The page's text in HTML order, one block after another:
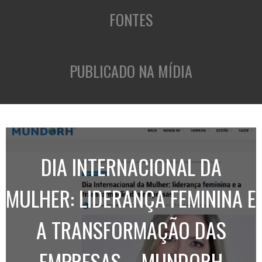
FONTES
PUBLICADO NA MÍDIA
DIA INTERNACIONAL DA
MULHER: LIDERANÇA FEMININA E
A TRANSFORMAÇÃO DAS